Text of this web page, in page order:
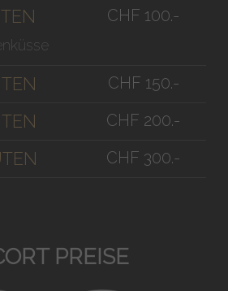
CHF 100.-
CHF 150.-
CHF 200.-
CHF 300.-
PREISE